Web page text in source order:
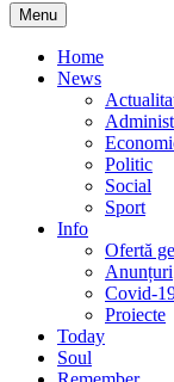
Menu Skip
to
content
Home
News
Politic
Social
Sport
Info
Ofertă
Anunțuri
Covid-
Proiecte
Today
Soul